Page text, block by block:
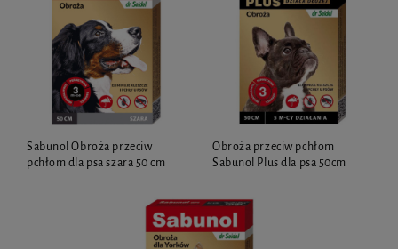
Sabunol Obroża przeciw
pchłom dla psa szara 50 cm
Obroża przeciw pchłom
Sabunol Plus dla psa 50cm